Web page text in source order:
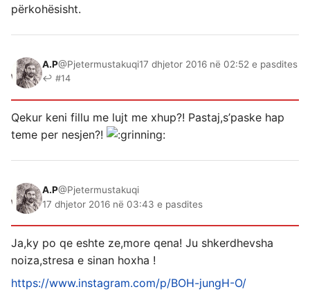
përkohësisht.
A.P@Pjetermustakuqi17 dhjetor 2016 në 02:52 e pasdites
↩ #14
Qekur keni fillu me lujt me xhup?! Pastaj,s’paske hap
teme per nesjen?!
A.P@Pjetermustakuqi
17 dhjetor 2016 në 03:43 e pasdites
Ja,ky po qe eshte ze,more qena! Ju shkerdhevsha
noiza,stresa e sinan hoxha !
https://www.instagram.com/p/BOH-jungH-O/